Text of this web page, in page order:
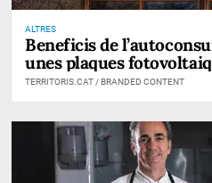
ALTRES
Beneficis de
unes plaques
TERRITORIS.CAT / BRANDED CONTENT